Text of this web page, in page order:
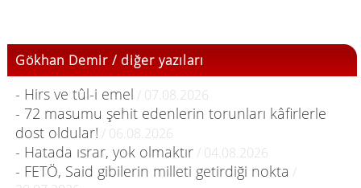
Gökhan Demir / diğer yazıları
- Hirs ve tûl-i emel / 07.08.2026
- 72 masumu şehit edenlerin torunları kâfirlerle
dost oldular! / 06.08.2026
- Hatada ısrar, yok olmaktır/ 04.08.2026
- FETÖ, Said gibilerin milleti getirdiği nokta /